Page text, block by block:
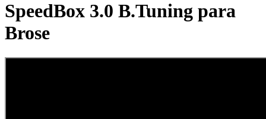
SpeedBox 3.0 B.Tuning para
Brose